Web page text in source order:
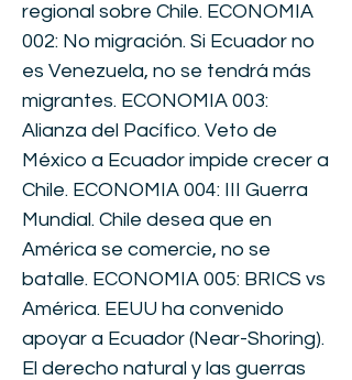
regional sobre Chile. ECONOMIA
002: No migración. Si Ecuador no
es Venezuela, no se tendrá más
migrantes. ECONOMIA 003:
Alianza del Pacífico. Veto de
México a Ecuador impide crecer a
Chile. ECONOMIA 004: III Guerra
Mundial. Chile desea que en
América se comercie, no se
batalle. ECONOMIA 005: BRICS vs
América. EEUU ha convenido
apoyar a Ecuador (Near-Shoring).
El derecho natural y las guerras